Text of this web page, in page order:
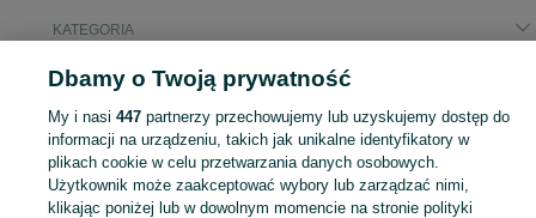
KATEGORIA
Podobne wyszukiwania
kukurydza sucha mielona w Rolnictwo
kukurydza sucha mielona w Produkty rolne
Skorzystaj z największego serwisu ogłoszeniowego w Polsce! Kupuj to, czego pragniesz i sprzedawaj to, czego już nie potrzebujesz! Zobacz
Dbamy o Twoją prywatność
My i nasi 447partnerzy przechowujemy lub uzyskujemy dostęp do
informacji na urządzeniu, takich jak unikalne identyfikatory w
plikach cookie w celu przetwarzania danych osobowych.
Użytkownik może zaakceptować wybory lub zarządzać nimi,
klikając poniżej lub w dowolnym momencie na stronie polityki